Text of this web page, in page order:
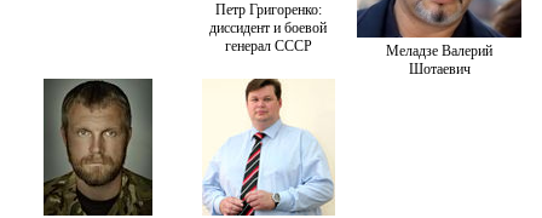
Петр Григоренко:
диссидент и боевой
генерал СССР
Меладзе Валерий
Шотаевич